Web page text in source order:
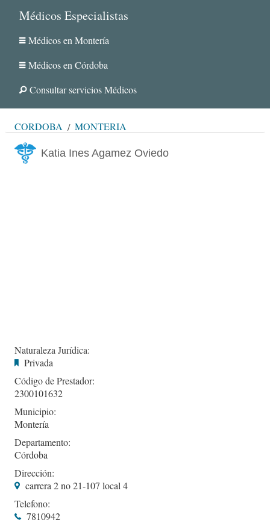
Médicos Especialistas
Médicos en Montería
Médicos en Córdoba
Consultar servicios Médicos
CÓRDOBA MONTERÍA
Katia Ines Agamez Oviedo
Naturaleza Jurídica:
Privada
Código de Prestador:
2300101632
Municipio:
Montería
Departamento:
Córdoba
Dirección:
carrera 2 no 21-107 local 4
Telefono:
7810942